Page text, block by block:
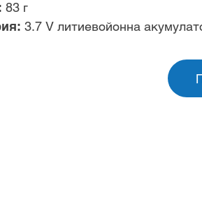
83 г
3.7 V литиевойонна